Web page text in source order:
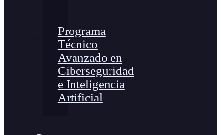
Programa
Técnico
Avanzado en
Ciberseguridad
e Inteligencia
Artificial